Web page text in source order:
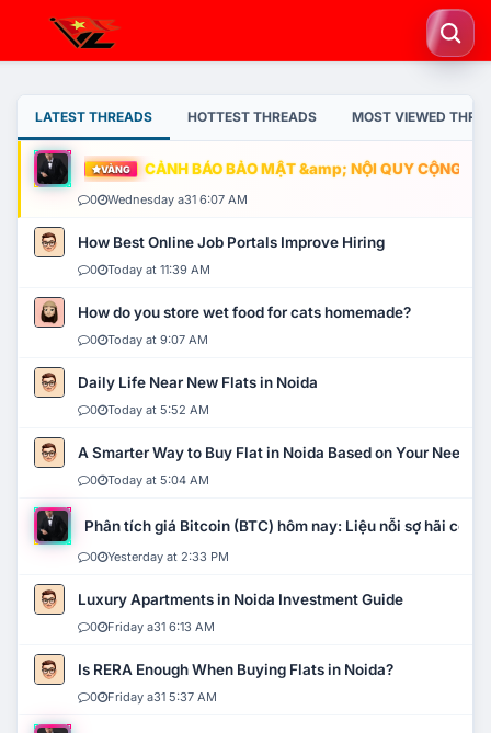
LATEST THREADS HOTTEST THREADS MOST VIEWED
VÀNG CẢNH BÁO BẢO MẬT &amp; NỘI QUY CỘNG
0 Wednesday a31 6:07 AM
How Best Online Job Portals Improve Hiring
0 Today at 11:39 AM
How do you store wet food for cats homemade?
0 Today at 9:07 AM
Daily Life Near New Flats in Noida
0 Today at 5:52 AM
A Smarter Way to Buy Flat in Noida Based on Your Needs
0 Today at 5:04 AM
Phân tích giá Bitcoin (BTC) hôm nay: Liệu nỗi sợ hãi có
0 Yesterday at 2:33 PM
Luxury Apartments in Noida Investment Guide
0 Friday a31 6:13 AM
Is RERA Enough When Buying Flats in Noida?
0 Friday a31 5:37 AM